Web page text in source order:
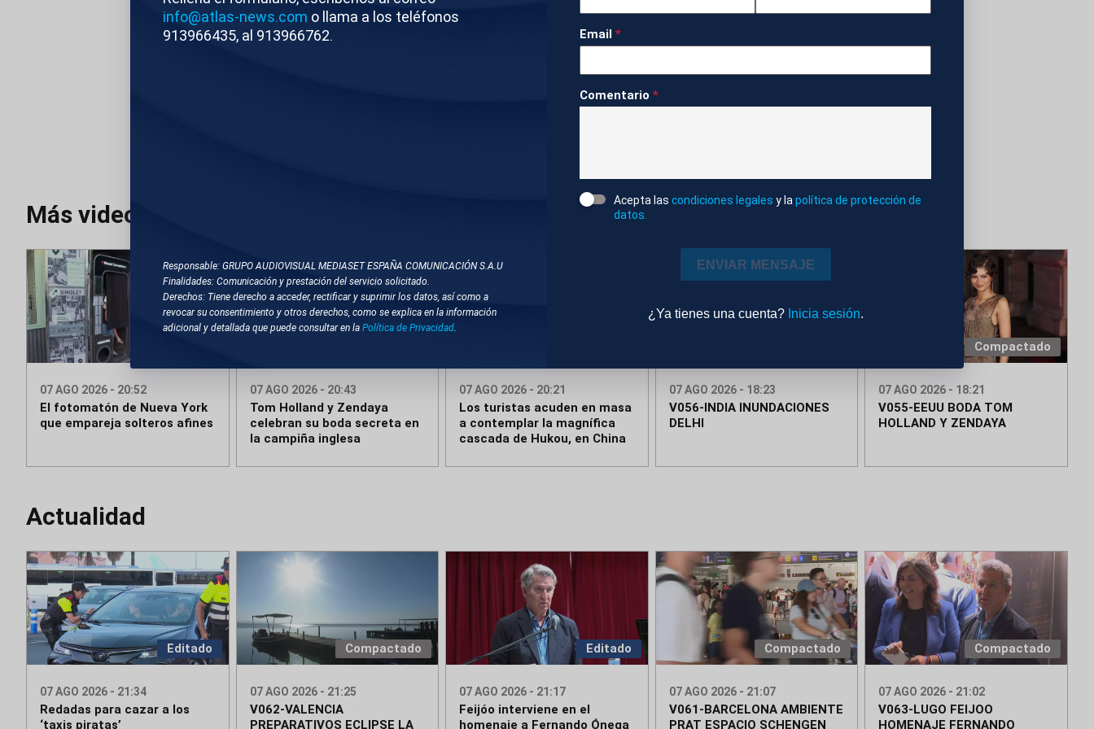
info@atlas-news.com o llama a los teléfonos
913966435, al 913966762.
Responsable: GRUPO AUDIOVISUAL MEDIASET ESPAÑA COMUNICACIÓN S.A.U
Finalidades: Comunicación y prestación del servicio solicitado.
Derechos: Tiene derecho a acceder, rectificar y suprimir los datos, así como a
revocar su consentimiento y otros derechos, como se explica en la información
adicional y detallada que puede consultar en la Política de Privacidad.
Email *
Comentario *
Acepta las condiciones legales y la política de protección de
datos.
ENVIAR MENSAJE
¿Ya tienes una cuenta? Inicia sesión.
Atlas/Reuters Editado Internacional Ambiente
GUERRA RUSIA - UCRANIA MUERTOS
Más videos
07 AGO 2026 - 20:52
El fotomatón de Nueva York
que empareja solteros afines
07 AGO 2026 - 20:43
Tom Holland y Zendaya
celebran su boda secreta en
la campiña inglesa
07 AGO 2026 - 20:21
Los turistas acuden en masa
a contemplar la magnífica
cascada de Hukou, en China
07 AGO 2026 - 18:23
V056-INDIA INUNDACIONES
DELHI
Compactado
07 AGO 2026 - 18:21
V055-EEUU BODA TOM
HOLLAND Y ZENDAYA
Actualidad
Editado
07 AGO 2026 - 21:34
Redadas para cazar a los
‘taxis piratas’
Compactado
07 AGO 2026 - 21:25
V062-VALENCIA
PREPARATIVOS ECLIPSE LA
Editado
07 AGO 2026 - 21:17
Feijóo interviene en el
homenaje a Fernando Ónega
Compactado
07 AGO 2026 - 21:07
V061-BARCELONA AMBIENTE
PRAT ESPACIO SCHENGEN
Compactado
07 AGO 2026 - 21:02
V063-LUGO FEIJOO
HOMENAJE FERNANDO